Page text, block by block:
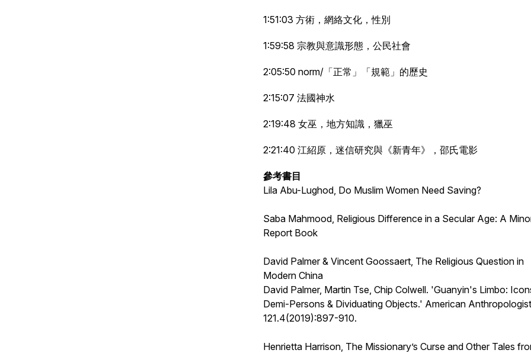
1:51:03 方術，網絡文化，性別
1:59:58 宗教與意識形態，公民社會
2:05:50 norm/「正常」「規範」的歷史
2:15:07 法國神水
2:19:48 女巫，地方知識，獵巫
2:21:40 江紹原，迷信研究與《新青年》，邵氏電影
參考書目
Lila Abu-Lughod, Do Muslim Women Need Saving?
Saba Mahmood, Religious Difference in a Secular Age: A
Report Book
David Palmer & Vincent Goossaert, The Religious Question in
Modern China
David Palmer, Martin Tse, Chip Colwell. 'Guanyin's Limbo:
Demi-Persons & Dividuating Objects.' American Anthropologist
121.4(2019):897-910.
Henrietta Harrison, The Missionary’s Curse and Other Tales